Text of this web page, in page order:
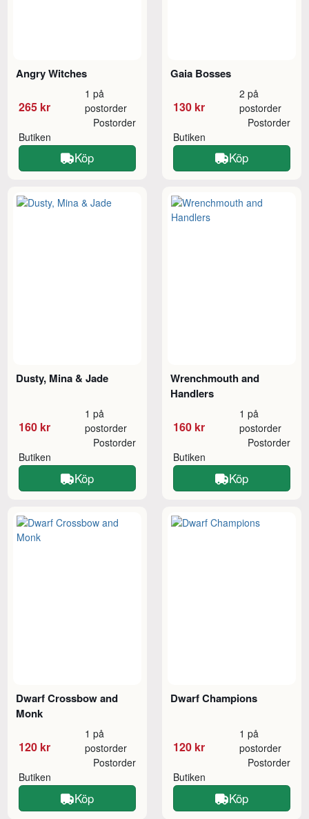
Angry Witches
265 kr
1 på
postorder
Butiken
Postorder
Köp
Gaia Bosses
130 kr
2 på
postorder
Butiken
Postorder
Köp
Dusty, Mina & Jade
160 kr
1 på
postorder
Butiken
Postorder
Köp
Wrenchmouth and
Handlers
160 kr
1 på
postorder
Butiken
Postorder
Köp
Dwarf Crossbow and
Monk
120 kr
1 på
postorder
Butiken
Postorder
Köp
Dwarf Champions
120 kr
1 på
postorder
Butiken
Postorder
Köp